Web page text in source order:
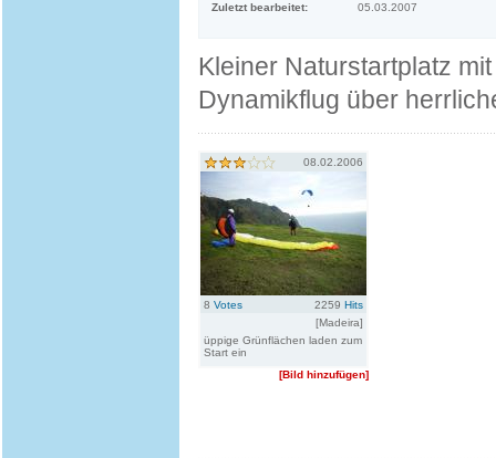
Zuletzt bearbeitet: 05.03.2007
Kleiner Naturstartplatz
Dynamikflug über
08.02.2006
8 Votes 2259 Hits
[Madeira]
üppige Grünflächen laden zum
Start ein
[Bild hinzufügen]